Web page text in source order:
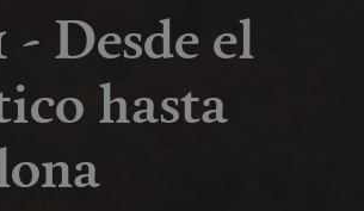
- Desde el
hasta